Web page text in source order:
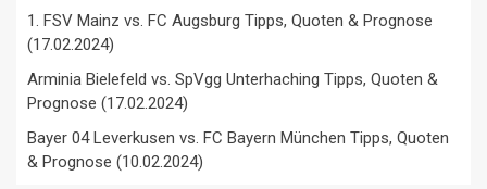
1. FSV Mainz vs. FC Augsburg Tipps, Quoten & Prognose
(17.02.2024)
Arminia Bielefeld vs. SpVgg Unterhaching Tipps, Quoten &
Prognose (17.02.2024)
Bayer 04 Leverkusen vs. FC Bayern München Tipps, Quoten
& Prognose (10.02.2024)